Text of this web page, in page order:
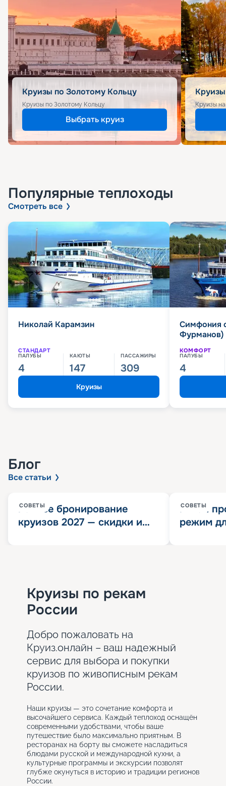
Круизы по Золотому Кольцу
Круизы по Золотому Кольцу
Выбрать круиз
Круизы
Популярные теплоходы
Смотреть все
Николай Карамзин
СТАНДАРТ
ПАЛУБЫ
4
КАЮТЫ
147
ПАССАЖИРЫ
309
Круизы
Симфония
Фурманов)
КОМФОРТ
ПАЛУБЫ
4
Блог
Все статьи
СОВЕТЫ
Раннее бронирование
круизов 2027 — скидки и
СОВЕТЫ
Китай
режим
Круизы по рекам
России
Добро пожаловать на
Круиз.онлайн – ваш надежный
сервис для выбора и покупки
круизов по живописным рекам
России.
Наши круизы — это сочетание комфорта и
высочайшего сервиса. Каждый теплоход оснащён
современными удобствами, чтобы ваше
путешествие было максимально приятным. В
ресторанах на борту вы сможете насладиться
блюдами русской и международной кухни, а
культурные программы и экскурсии позволят
глубже окунуться в историю и традиции регионов
России.